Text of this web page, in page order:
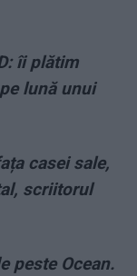
îi plătim
lună unui
casei sale,
scriitorul
peste Ocean.